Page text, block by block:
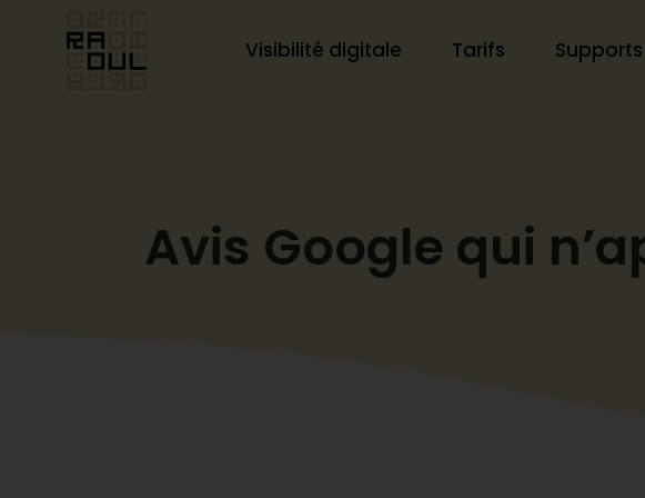
Visibilité digitale Tarifs
Avis Google qui